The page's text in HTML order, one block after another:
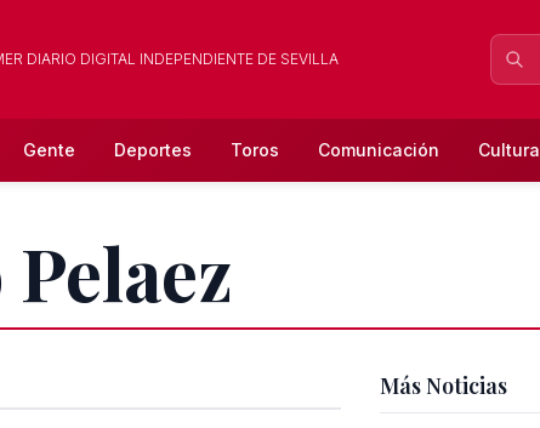
DIARIO DIGITAL INDEPENDIENTE DE SEVILLA
Gente Deportes Toros Comunicación Cultura
Más Noticias